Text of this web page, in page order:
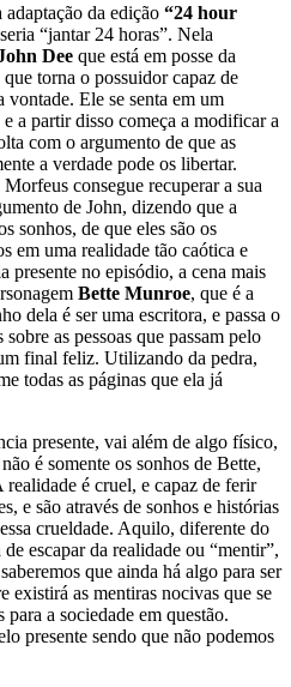
da edição “24 hour
“jantar 24 horas”. Nela
Dee que está em posse da
torna o possuidor capaz de
vontade. Ele se senta em um
a partir disso começa a modificar a
com o argumento de que as
a verdade pode os libertar.
consegue recuperar a sua
de John, dizendo que a
sonhos, de que eles são os
em uma realidade tão caótica e
presente no episódio, a cena mais
Bette Munroe, que é a
dela é ser uma escritora, e passa o
as pessoas que passam pelo
final feliz. Utilizando da pedra,
todas as páginas que ela já
presente, vai além de algo físico,
é somente os sonhos de Bette,
realidade é cruel, e capaz de ferir
e são através de sonhos e histórias
crueldade. Aquilo, diferente do
escapar da realidade ou “mentir”,
que ainda há algo para ser
existirá as mentiras nocivas que se
a sociedade em questão.
presente sendo que não podemos